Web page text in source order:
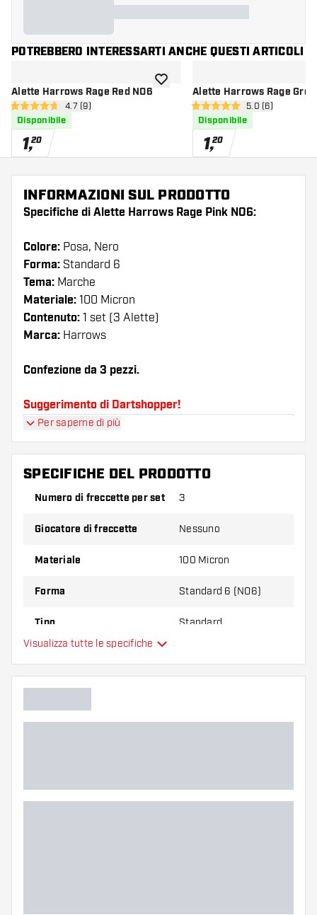
POTREBBERO INTERESSARTI ANCHE QUESTI ARTICOLI
Alette Harrows Rage Red NO6
apri pannello recensioni
4.7 stelle di valutazione
4.7 (9)
Disponibile
1,20
aggiungi alla lista dei desideri
Alette Harrows Rage
apri pannello
5 stelle di valutazione
5.0 (6)
Disponibile
1,20
INFORMAZIONI SUL PRODOTTO
Specifiche di Alette Harrows Rage Pink NO6:
Colore: Posa, Nero
Forma: Standard 6
Tema: Marche
Materiale: 100 Micron
Contenuto: 1 set (3 Alette)
Marca: Harrows
Confezione da 3 pezzi.
Suggerimento di Dartshopper!
numero di alette e di astine. Questi possono
danneggiarsi o rompersi con l'uso.
spessore diverso di alette per scoprire quale
Per saperne di più
SPECIFICHE DEL PRODOTTO
Numero di freccette per set 3
Giocatore di freccette Nessuno
Materiale 100 Micron
Forma Standard 6 (NO6)
Tipo Standard
Colori aggiuntivi
Visualizza tutte le specifiche